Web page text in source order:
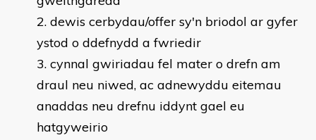
dewis cerbydau/offer sy'n briodol ar gyfer
ystod o ddefnydd a fwriedir
cynnal gwiriadau fel mater o drefn am
draul neu niwed, ac adnewyddu eitemau
anaddas neu drefnu iddynt gael eu
hatgyweirio